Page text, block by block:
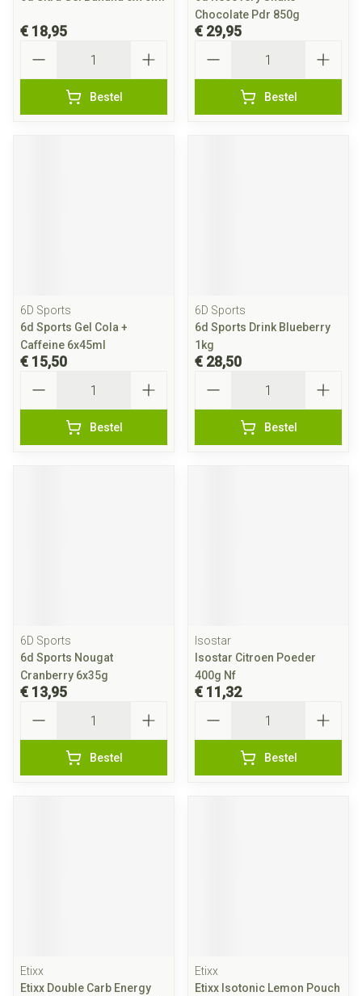
€ 18,95
Bestel
Chocolate Pdr 850g
€ 29,95
Bestel
6D Sports
6d Sports Gel Cola +
Caffeine 6x45ml
€ 15,50
Bestel
6D Sports
6d Sports Drink Blueberry
1kg
€ 28,50
Bestel
6D Sports
6d Sports Nougat
Cranberry 6x35g
€ 13,95
Bestel
Isostar
Isostar Citroen Poeder
400g Nf
€ 11,32
Bestel
Etixx
Etixx Double Carb Energy
Etixx
Etixx Isotonic Lemon Pouch